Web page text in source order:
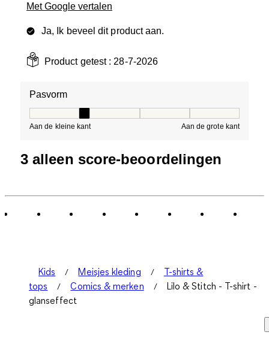
Met Google vertalen
Ja, Ik beveel dit product aan.
Product getest :28-7-2026
Pasvorm
Aan de kleine kant Aan de grote kant
3 alleen score-beoordelingen
Kids Meisjes kleding
T-shirts &
tops
Comics & merken
Lilo & Stitch - T-shirt -
glanseffect